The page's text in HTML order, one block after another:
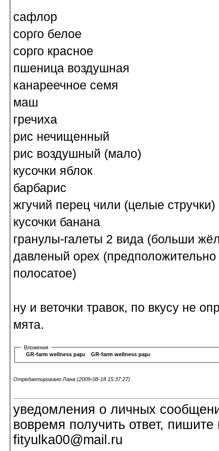
сафлор
сорго белое
сорго красное
пшеница воздушная
канареечное семя
маш
гречиха
рис нечищенный
рис воздушный (мало)
кусочки яблок
барбарис
жгучий перец чили (целые стручки)
кусочки банана
гранулы-галеты 2 вида (больши
давленый орех
полосатое)
ну и веточки травок, по вкусу не
мята.
Вложения
GR-farm wellness papag 1.jpgGR-farm wellness papag 2.jpg
Отредактировано Лана (2009-08-18 15:37:27)
уведомления о личных
вовремя получить ответ,
fityulka00@mail.ru